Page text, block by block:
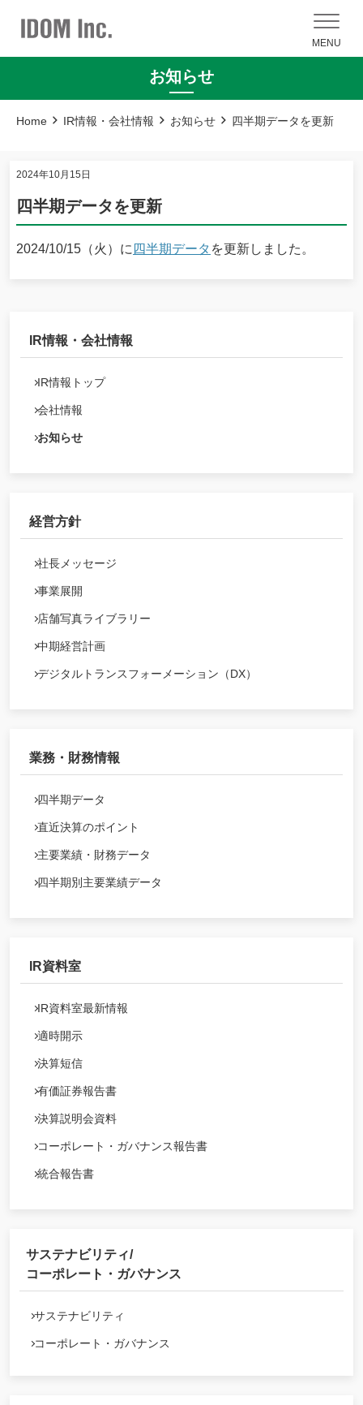
MENU
お知らせ
Home IR情報・会社情報 お知らせ 四半期データを更新
2024年10月15日
四半期データを更新
2024/10/15（火）に 四半期データ を更新しました。
IR情報・会社情報
IR情報トップ
会社情報
お知らせ
経営方針
社長メッセージ
事業展開
店舗写真ライブラリー
中期経営計画
デジタルトランスフォーメーション（DX）
業務・財務情報
四半期データ
直近決算のポイント
主要業績・財務データ
四半期別主要業績データ
IR資料室
IR資料室最新情報
適時開示
決算短信
有価証券報告書
決算説明会資料
コーポレート・ガバナンス報告書
統合報告書
サステナビリティ/
コーポレート・ガバナンス
サステナビリティ
コーポレート・ガバナンス